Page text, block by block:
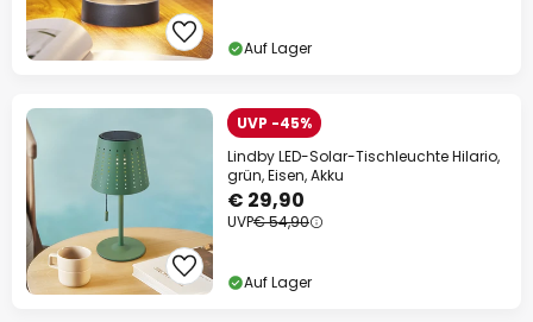
Auf Lager
UVP -45%
Lindby LED-Solar-Tischleuchte Hilario,
grün, Eisen, Akku
€ 29,90
UVP€ 54,90
Auf Lager